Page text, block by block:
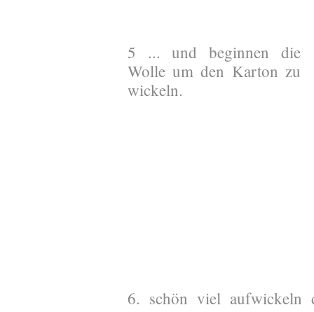
5 ... und beginnen die
Wolle um den Karton zu
wickeln.
6. schön viel aufwickeln